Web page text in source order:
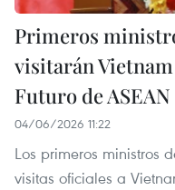
Primeros
visitarán
Futuro de ASEAN
04/06/2026 11:22
Los primeros ministros
visitas oficiales a